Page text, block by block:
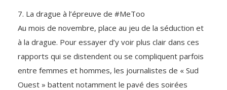
7. La drague à l’épreuve de #MeToo
Au mois de novembre, place au jeu de la séduction et
à la drague. Pour essayer d’y voir plus clair dans ces
rapports qui se distendent ou se compliquent parfois
entre femmes et hommes, les journalistes de « Sud
Ouest » battent notamment le pavé des soirées